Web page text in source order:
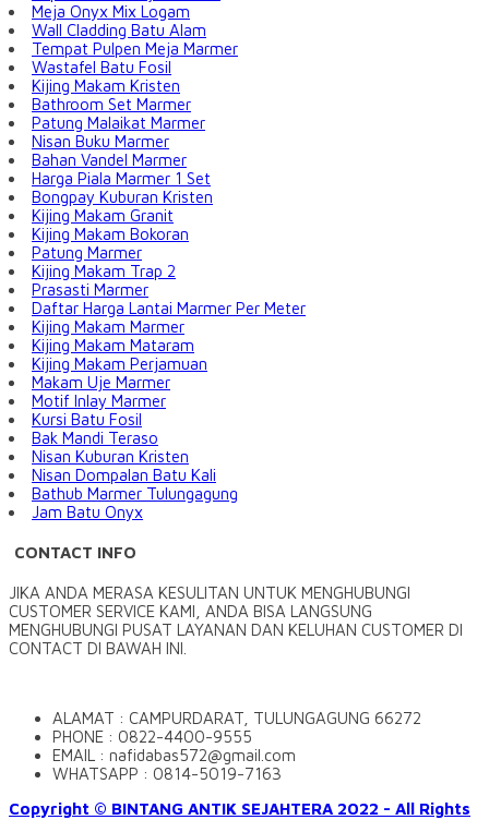
Meja Onyx Mix Logam
Wall Cladding Batu Alam
Tempat Pulpen Meja Marmer
Wastafel Batu Fosil
Kijing Makam Kristen
Bathroom Set Marmer
Patung Malaikat Marmer
Nisan Buku Marmer
Bahan Vandel Marmer
Harga Piala Marmer 1 Set
Bongpay Kuburan Kristen
Kijing Makam Granit
Kijing Makam Bokoran
Patung Marmer
Kijing Makam Trap 2
Prasasti Marmer
Daftar Harga Lantai Marmer Per Meter
Kijing Makam Marmer
Kijing Makam Mataram
Kijing Makam Perjamuan
Makam Uje Marmer
Motif Inlay Marmer
Kursi Batu Fosil
Bak Mandi Teraso
Nisan Kuburan Kristen
Nisan Dompalan Batu Kali
Bathub Marmer Tulungagung
Jam Batu Onyx
CONTACT INFO
JIKA ANDA MERASA KESULITAN UNTUK MENGHUBUNGI
CUSTOMER SERVICE KAMI, ANDA BISA LANGSUNG
MENGHUBUNGI PUSAT LAYANAN DAN KELUHAN CUSTOMER DI
CONTACT DI BAWAH INI.
ALAMAT : CAMPURDARAT, TULUNGAGUNG 66272
PHONE : 0822-4400-9555
EMAIL : nafidabas572@gmail.com
WHATSAPP : 0814-5019-7163
Copyright © BINTANG ANTIK SEJAHTERA 2022 - All Rights